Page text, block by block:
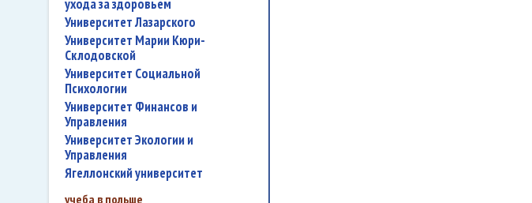
ухода за здоровьем
Университет Лазарского
Университет Марии Кюри-
Склодовской
Университет Социальной
Психологии
Университет Финансов и
Управления
Университет Экологии и
Управления
Ягеллонский университет
учеба в польше